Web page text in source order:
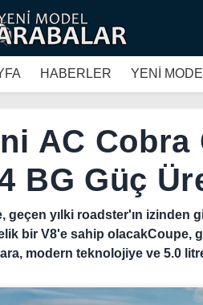
HABERLER YENİ
AC Cobra
BG Güç
geçen yılki roadster'ın izinden
bir V8'e sahip olacakCoupe,
modern teknolojiye ve 5.0